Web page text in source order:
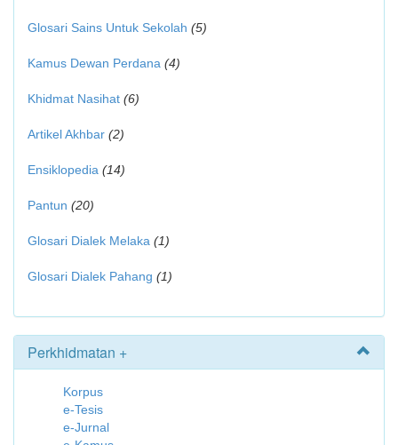
Glosari Sains Untuk Sekolah (5)
Kamus Dewan Perdana (4)
Khidmat Nasihat (6)
Artikel Akhbar (2)
Ensiklopedia (14)
Pantun (20)
Glosari Dialek Melaka (1)
Glosari Dialek Pahang (1)
Perkhidmatan +
Korpus
e-Tesis
e-Jurnal